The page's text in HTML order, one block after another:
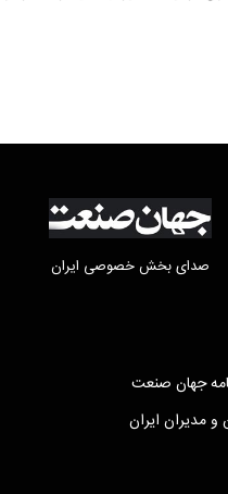
صدای بخش خصوصی ایران
جهان صنعت
مدیران ایران